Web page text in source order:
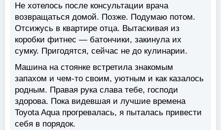
Не хотелось после консультации врача
возвращаться домой. Позже. Подумаю потом.
Отсижусь в квартире отца. Вытаскивая из
коробки фитнес — батончики, закинула их
сумку. Пригодятся, сейчас не до кулинарии.
Машина на стоянке встретила знакомым
запахом и чем-то своим, уютным и как казалось
родным. Правая рука слава тебе, господи
здорова. Пока видевшая и лучшие времена
Toyota Aqua прогревалась, я пыталась привести
себя в порядок.